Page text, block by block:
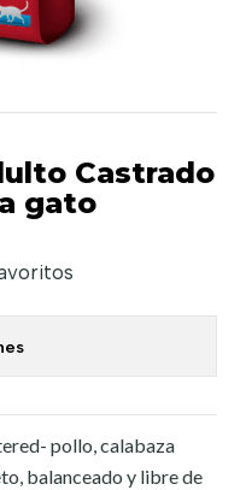
Castrado
gato
pollo, calabaza
balanceado y libre de